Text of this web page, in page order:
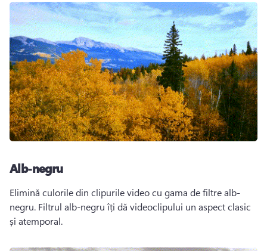
Alb-negru
Elimină culorile din clipurile video cu gama de filtre alb-
negru. Filtrul alb-negru îți dă videoclipului un aspect clasic
și atemporal.